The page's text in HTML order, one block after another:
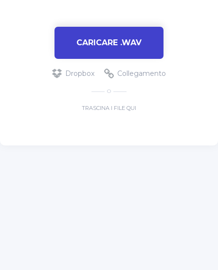
CARICARE .WAV
Dropbox Collegamento
O
TRASCINA I FILE QUI